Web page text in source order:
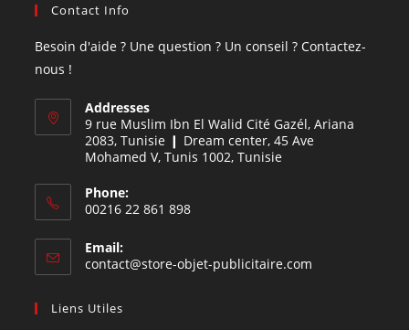
Contact Info
Besoin d'aide ? Une question ? Un conseil ? Contactez-
nous !
Addresses
9 rue Muslim Ibn El Walid Cité Gazél, Ariana
2083, Tunisie ❙ Dream center, 45 Ave
Mohamed V, Tunis 1002, Tunisie
Phone:
00216 22 861 898
Email:
contact@store-objet-publicitaire.com
Liens Utiles